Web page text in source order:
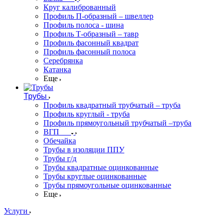
Круг калиброванный
Профиль П-образный – швеллер
Профиль полоса - шина
Профиль Т-образный – тавр
Профиль фасонный квадрат
Профиль фасонный полоса
Серебрянка
Катанка
Еще
Трубы
Профиль квадратный трубчатый – труба
Профиль круглый - труба
Профиль прямоугольный трубчатый –труба
ВГП
Обечайка
Трубы в изоляции ППУ
Трубы г/д
Трубы квадратные оцинкованные
Трубы круглые оцинкованные
Трубы прямоугольные оцинкованные
Еще
Услуги